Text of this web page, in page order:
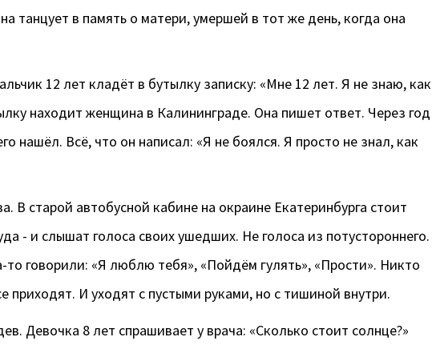
танцует в память о матери, умершей в тот же день, когда она
12 лет кладёт в бутылку записку: «Мне 12 лет. Я не знаю, как
находит женщина в Калининграде. Она пишет ответ. Через год
нашёл. Всё, что он написал: «Я не боялся. Я просто не знал, как
В старой автобусной кабине на окраине Екатеринбурга стоит
- и слышат голоса своих ушедших. Не голоса из потустороннего.
то говорили: «Я люблю тебя», «Пойдём гулять», «Прости». Никто
приходят. И уходят с пустыми руками, но с тишиной внутри.
Девочка 8 лет спрашивает у врача: «Сколько стоит солнце?»